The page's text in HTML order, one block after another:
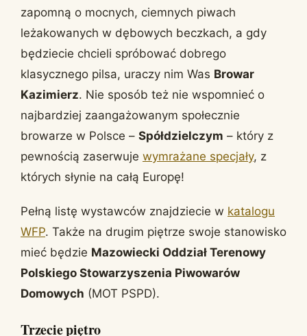
zapomną o mocnych, ciemnych piwach
leżakowanych w dębowych beczkach, a gdy
będziecie chcieli spróbować dobrego
klasycznego pilsa, uraczy nim Was Browar
Kazimierz. Nie sposób też nie wspomnieć o
najbardziej zaangażowanym społecznie
browarze w Polsce – Spółdzielczym – który z
pewnością zaserwuje wymrażane specjały, z
których słynie na całą Europę!
Pełną listę wystawców znajdziecie w katalogu
WFP. Także na drugim piętrze swoje stanowisko
mieć będzie Mazowiecki Oddział Terenowy
Polskiego Stowarzyszenia Piwowarów
Domowych (MOT PSPD).
Trzecie piętro